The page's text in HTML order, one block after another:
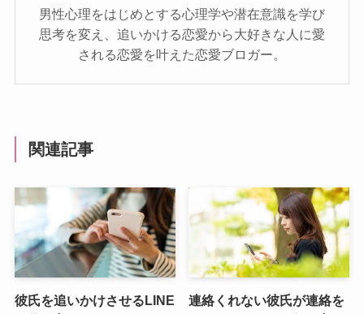
男性心理をはじめとする心理学や潜在意識を学び
思考を変え、追いかける恋愛から大好きな人に愛
される恋愛を叶えた恋愛ブロガー。
関連記事
彼氏を追いかけさせるLINE
連絡くれない彼氏が連絡を